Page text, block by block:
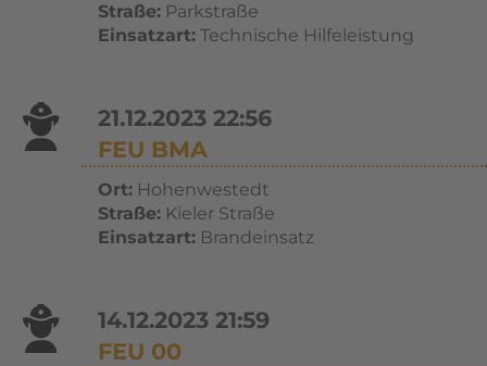
Straße:Parkstraße
Einsatzart:Technische Hilfeleistung
21.12.2023 22:56
FEU BMA
Ort:Hohenwestedt
Straße:Kieler Straße
Einsatzart:Brandeinsatz
14.12.2023 21:59
FEU 00